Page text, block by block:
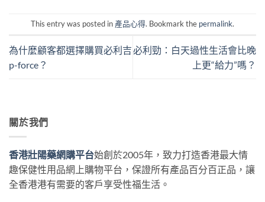
This entry was posted in 產品心得. Bookmark the permalink.
為什麼顧客都選擇購買必利吉
p-force？
必利勁：白天過性生活會比晚
上更“給力”嗎？
關於我們
香港壯陽藥網購平台始創於2005年，致力打造香港最大情
趣保健性用品網上購物平台，保證所有產品百分百正品，讓
全香港港有需要的客戶享受性福生活。